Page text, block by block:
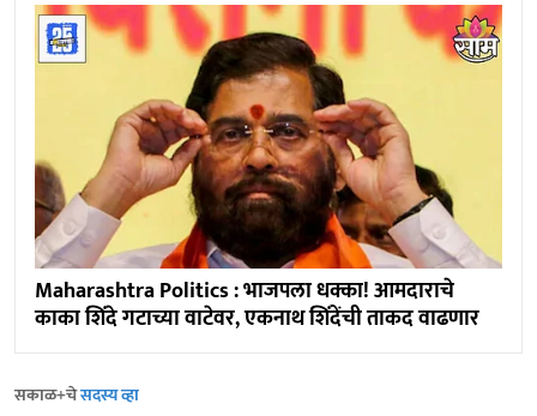
Maharashtra Politics : भाजपला धक्का! आमदाराचे
काका शिंदे गटाच्या वाटेवर, एकनाथ शिंदेंची ताकद वाढणार
सकाळ+चेसदस्य व्हा